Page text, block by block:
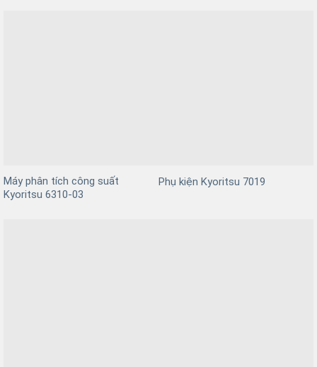
Máy phân tích công suất
Kyoritsu 6310-03
Phụ kiện Kyoritsu 7019